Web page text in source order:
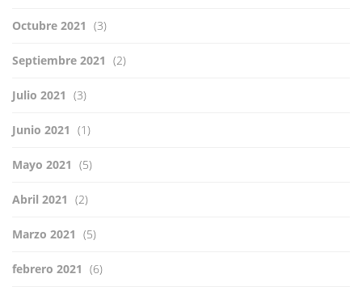
Octubre 2021 (3)
Septiembre 2021 (2)
Julio 2021 (3)
Junio 2021 (1)
Mayo 2021 (5)
Abril 2021 (2)
Marzo 2021 (5)
febrero 2021 (6)